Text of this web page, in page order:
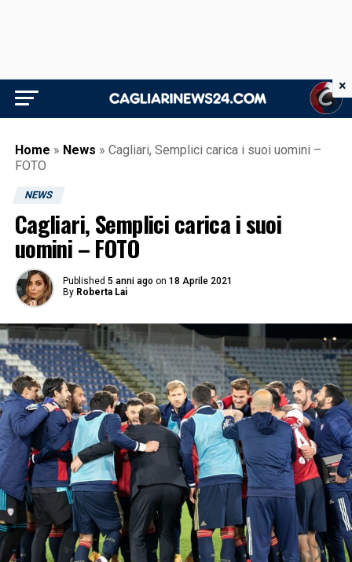
Home » News » Cagliari, Semplici carica i suoi uomini –
FOTO
NEWS
Cagliari, Semplici carica i suoi
uomini – FOTO
Published 5 anni ago on 18 Aprile 2021
By Roberta Lai
×